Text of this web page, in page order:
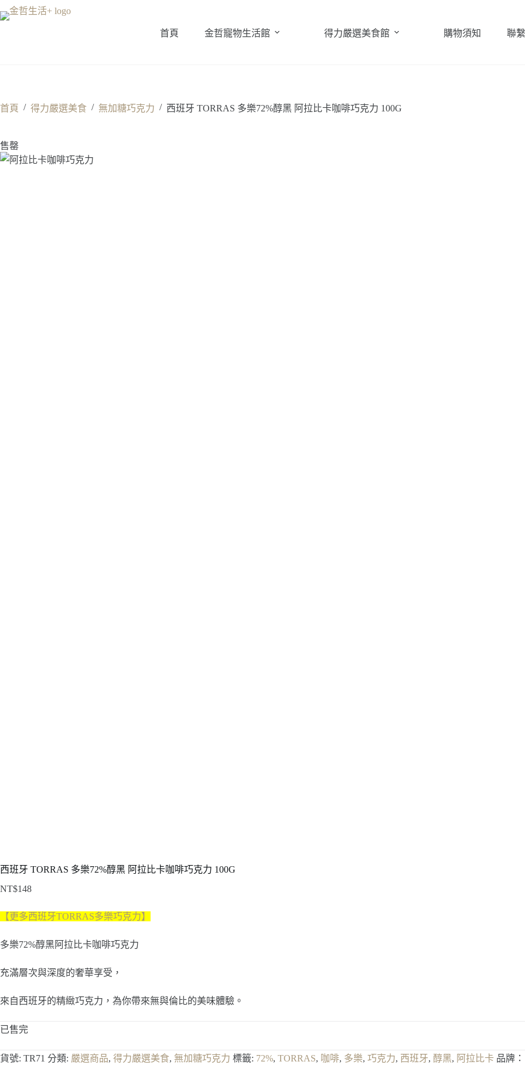
至
首頁 金哲寵物生活館 得力嚴選美食館 購物須知 聯
首頁 / 得力嚴選美食 / 無加糖巧克力 / 西班牙 TORRAS 多樂72%醇黑 阿拉比卡咖啡巧克力 100G
售罄
西班牙 TORRAS 多樂72%醇黑 阿拉比卡咖啡巧克力 100G
NT$148
【更多西班牙TORRAS多樂巧克力】
多樂72%醇黑阿拉比卡咖啡巧克力
充滿層次與深度的奢華享受，
來自西班牙的精緻巧克力，為你帶來無與倫比的美味體驗。
已售完
貨號: TR71 分類: 嚴選商品, 得力嚴選美食, 無加糖巧克力 標籤: 72%, TORRAS, 咖啡, 多樂, 巧克力, 西班牙, 醇黑, 阿拉比卡 品牌：